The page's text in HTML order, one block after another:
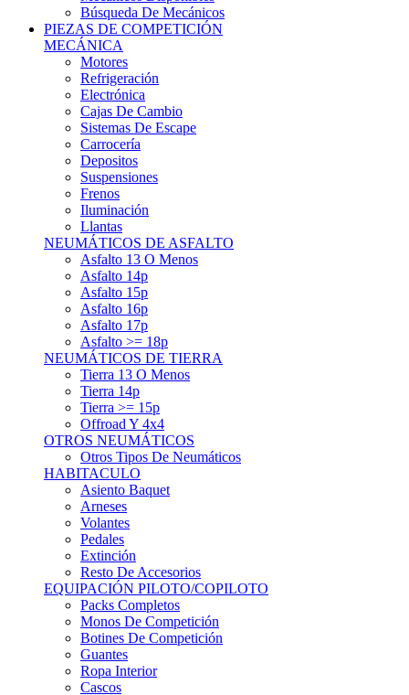
PIEZAS DE COMPETICIÓN
MECÁNICA
Motores
Refrigeración
Electrónica
Cajas De Cambio
Sistemas De Escape
Carrocería
Depositos
Suspensiones
Frenos
Iluminación
Llantas
NEUMÁTICOS DE ASFALTO
Asfalto 13 O Menos
Asfalto 14p
Asfalto 15p
Asfalto 16p
Asfalto 17p
Asfalto >= 18p
NEUMÁTICOS DE TIERRA
Tierra 13 O Menos
Tierra 14p
Tierra >= 15p
Offroad Y 4x4
OTROS NEUMÁTICOS
Otros Tipos De Neumáticos
HABITACULO
Asiento Baquet
Arneses
Volantes
Pedales
Extinción
Resto De Accesorios
EQUIPACIÓN PILOTO/COPILOTO
Packs Completos
Monos De Competición
Botines De Competición
Guantes
Ropa Interior
Cascos
Sistemas Hans